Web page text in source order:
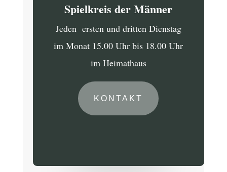
Spielkreis der Männer
Jeden ersten und dritten Dienstag
im Monat 15.00 Uhr bis 18.00 Uhr
im Heimathaus
KONTAKT